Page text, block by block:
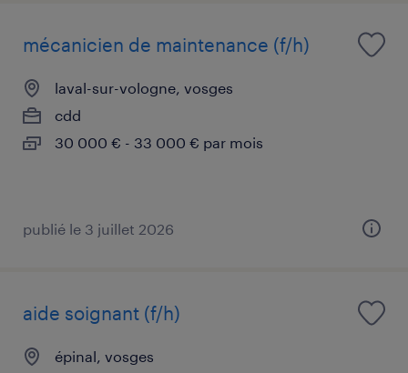
mécanicien de maintenance (f/h)
laval-sur-vologne, vosges
cdd
30 000 € - 33 000 € par mois
publié le 3 juillet 2026
aide soignant (f/h)
épinal, vosges